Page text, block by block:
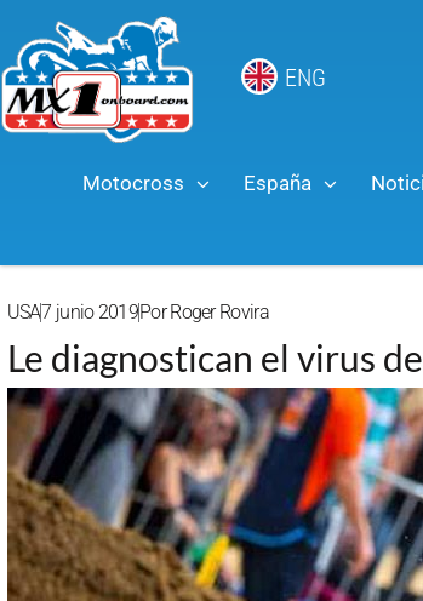
ENG
Motocross España
USA7 junio 2019PorRoger Rovira
Le diagnostican el virus